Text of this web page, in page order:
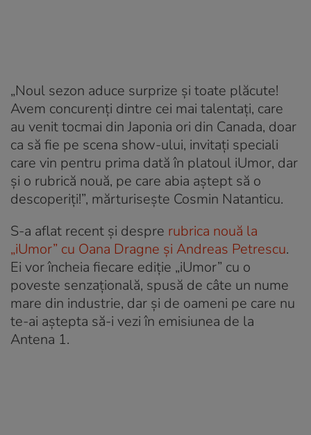
„Noul sezon aduce surprize și toate plăcute!
Avem concurenți dintre cei mai talentați, care
au venit tocmai din Japonia ori din Canada, doar
ca să fie pe scena show-ului, invitați speciali
care vin pentru prima dată în platoul iUmor, dar
și o rubrică nouă, pe care abia aștept să o
descoperiți!”, mărturisește Cosmin Natanticu.
S-a aflat recent și despre rubrica nouă la
„iUmor” cu Oana Dragne și Andreas Petrescu.
Ei vor încheia fiecare ediție „iUmor” cu o
poveste senzațională, spusă de câte un nume
mare din industrie, dar și de oameni pe care nu
te-ai aștepta să-i vezi în emisiunea de la
Antena 1.